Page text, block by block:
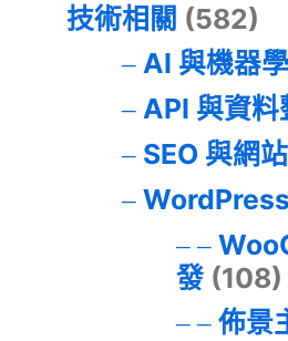
技術相關 (582)
AI 與機器
API 與資料
SEO 與網
WordPress
發(108)
佈景